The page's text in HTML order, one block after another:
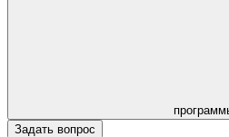
Задать вопрос